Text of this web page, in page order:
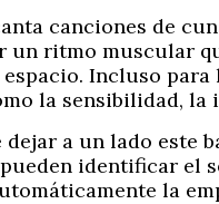
canciones de
un ritmo muscular
Incluso
la sensibilidad, la
dejar a un lado este
identificar el
la